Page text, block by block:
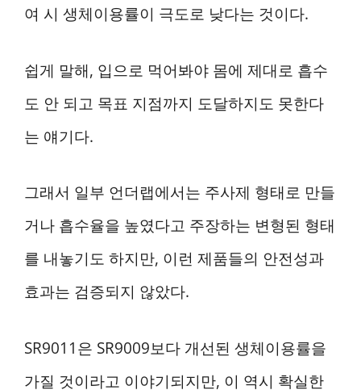
여 시 생체이용률이 극도로 낮다는 것이다.
쉽게 말해, 입으로 먹어봐야 몸에 제대로 흡수
도 안 되고 목표 지점까지 도달하지도 못한다
는 얘기다.
그래서 일부 언더랩에서는 주사제 형태로 만들
거나 흡수율을 높였다고 주장하는 변형된 형태
를 내놓기도 하지만, 이런 제품들의 안전성과
효과는 검증되지 않았다.
SR9011은 SR9009보다 개선된 생체이용률을
가질 것이라고 이야기되지만, 이 역시 확실한